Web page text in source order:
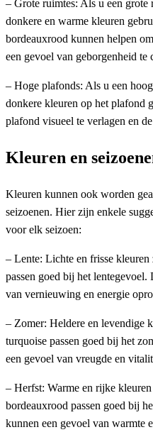
– Grote ruimtes: Als u een
donkere en warme kleuren
bordeauxrood kunnen helpen
een gevoel van geborgenheid te
– Hoge plafonds: Als u een
donkere kleuren op het plafond
plafond visueel te verlagen en
Kleuren en
Kleuren kunnen ook worden
seizoenen. Hier zijn enkele
voor elk seizoen:
– Lente: Lichte en frisse kleuren
passen goed bij het
van vernieuwing en energie
– Zomer: Heldere en levendige
turquoise passen goed bij het
een gevoel van vreugde en
– Herfst: Warme en rijke
bordeauxrood passen goed bij
kunnen een gevoel van warmte